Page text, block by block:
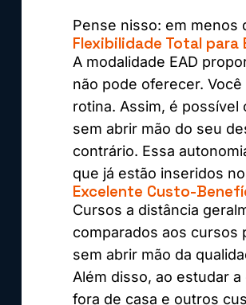
Pense nisso: em menos
Flexibilidade Total para
A modalidade EAD
não pode oferecer.
rotina. Assim, é
sem abrir mão do seu
contrário. Essa
que já estão inseridos
Excelente Custo-
Cursos a distância
comparados aos cursos
sem abrir mão da
Além disso, ao estudar
fora de casa e outros